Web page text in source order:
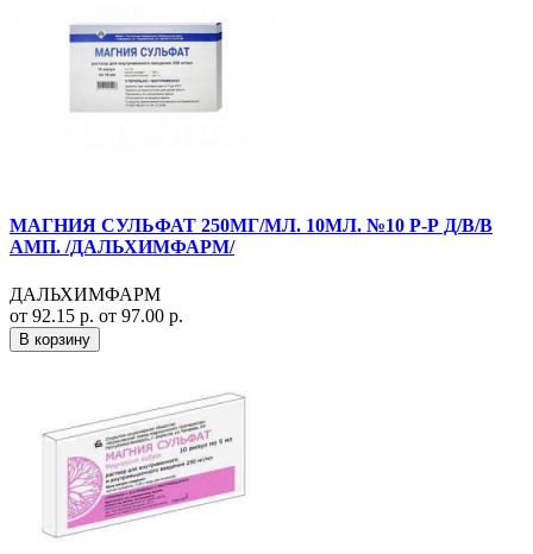
МАГНИЯ СУЛЬФАТ 250МГ/МЛ. 10МЛ. №10 Р-Р Д/В/В
АМП. /ДАЛЬХИМФАРМ/
ДАЛЬХИМФАРМ
от 92.15 р. от 97.00 р.
В корзину